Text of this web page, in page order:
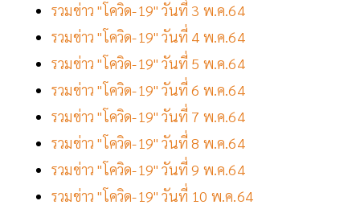
รวมข่าว "โควิด-19" วันที่ 3 พ.ค.64
รวมข่าว "โควิด-19" วันที่ 4 พ.ค.64
รวมข่าว "โควิด-19" วันที่ 5 พ.ค.64
รวมข่าว "โควิด-19" วันที่ 6 พ.ค.64
รวมข่าว "โควิด-19" วันที่ 7 พ.ค.64
รวมข่าว "โควิด-19" วันที่ 8 พ.ค.64
รวมข่าว "โควิด-19" วันที่ 9 พ.ค.64
รวมข่าว "โควิด-19" วันที่ 10 พ.ค.64